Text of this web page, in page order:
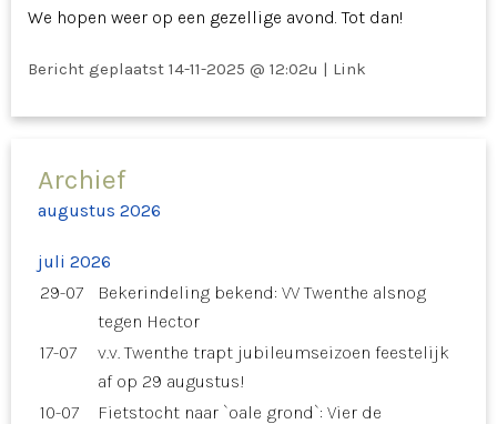
We hopen weer op een gezellige avond. Tot dan!
Bericht geplaatst 14-11-2025 @ 12:02u | Link
Archief
augustus 2026
juli 2026
29-07
Bekerindeling bekend: VV Twenthe alsnog
tegen Hector
17-07
v.v. Twenthe trapt jubileumseizoen feestelijk
af op 29 augustus!
10-07
Fietstocht naar `oale grond`: Vier de